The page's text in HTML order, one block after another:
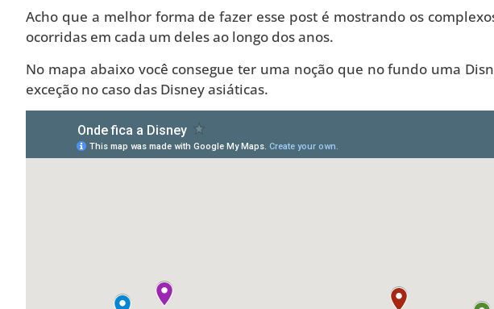
Acho que a melhor forma de fazer esse post é mostrando os
ocorridas em cada um deles ao longo dos anos.
No mapa abaixo você consegue ter uma noção que no fundo uma
exceção no caso das Disney asiáticas.